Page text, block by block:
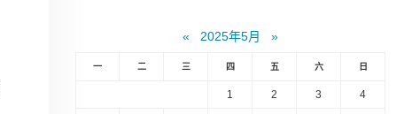
« 2025年5月 »
一 二 三 四 五 六 日
1 2 3 4